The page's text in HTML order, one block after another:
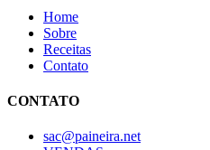
Home
Sobre
Receitas
Contato
CONTATO
sac@paineira.net